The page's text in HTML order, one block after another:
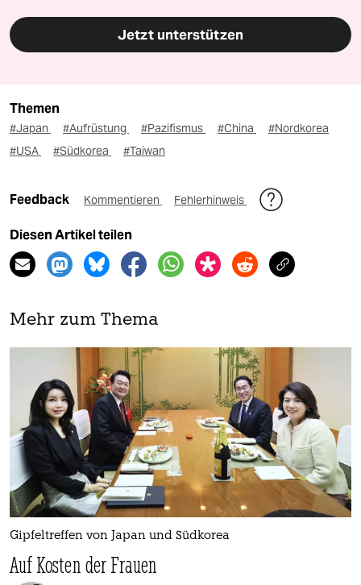
Jetzt unterstützen
Themen
#Japan #Aufrüstung #Pazifismus #China
#Nordkorea
#USA
#Südkorea #Taiwan
Feedback Kommentieren Fehlerhinweis
Diesen Artikel teilen
Mehr zum Thema
Gipfeltreffen von Japan und Südkorea
Auf Kosten der Frauen